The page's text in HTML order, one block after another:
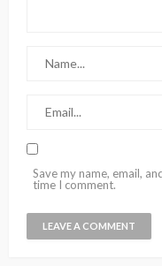
Save my name, email,
time I comment.